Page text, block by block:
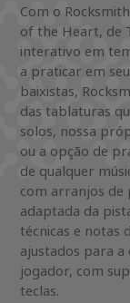
Com o
of the Heart, de
interativo em
a praticar em
baixistas,
das tablaturas
solos, nossa
ou a opção de
de qualquer
com arranjos de
adaptada da
técnicas e notas
ajustados para
jogador, com
teclas.